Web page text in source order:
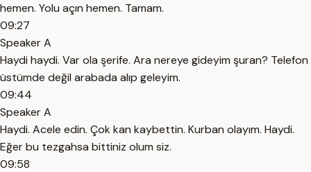
hemen. Yolu açın hemen. Tamam.
09:27
Speaker A
Haydi haydi. Var ola şerife. Ara nereye gideyim şuran? Telefon
üstümde değil arabada alıp geleyim.
09:44
Speaker A
Haydi. Acele edin. Çok kan kaybettin. Kurban olayım. Haydi.
Eğer bu tezgahsa bittiniz olum siz.
09:58